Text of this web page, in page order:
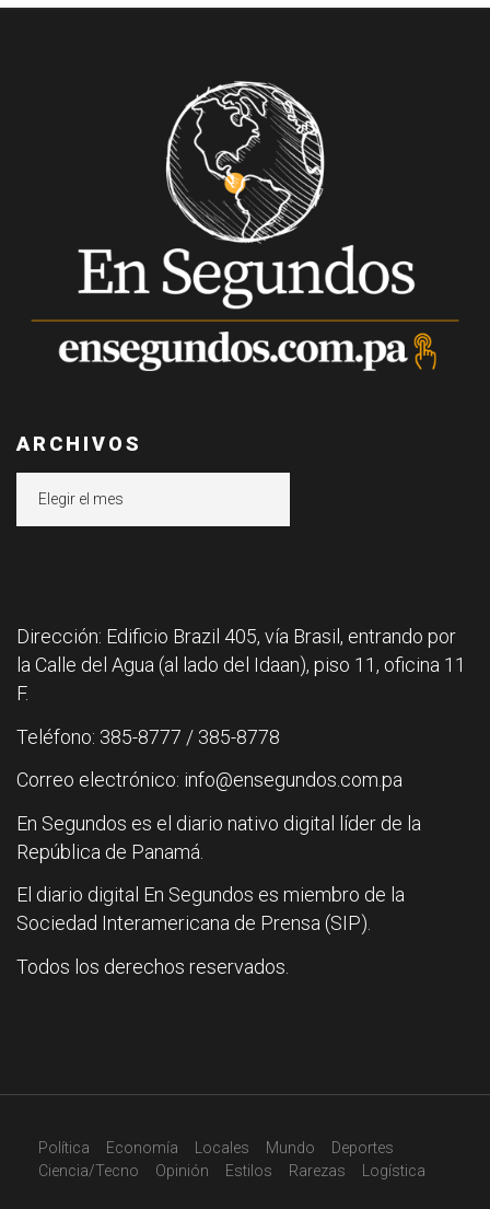
ARCHIVOS
Dirección: Edificio Brazil 405, vía Brasil, entrando por
la Calle del Agua (al lado del Idaan), piso 11, oficina 11
F.
Teléfono: 385-8777 / 385-8778
Correo electrónico: info@ensegundos.com.pa
En Segundos es el diario nativo digital líder de la
República de Panamá.
El diario digital En Segundos es miembro de la
Sociedad Interamericana de Prensa (SIP).
Todos los derechos reservados.
Política Economía Locales Mundo
Deportes
Ciencia/Tecno
Opinión Estilos Rarezas Logística